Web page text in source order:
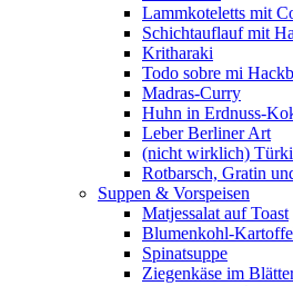
Lammkoteletts mit
Schichtauflauf mit
Kritharaki
Todo sobre mi
Madras-Curry
Huhn in Erdnuss-
Leber Berliner Art
(nicht wirklich)
Rotbarsch, Gratin
Suppen & Vorspeisen
Matjessalat auf Toast
Blumenkohl-
Spinatsuppe
Ziegenkäse im